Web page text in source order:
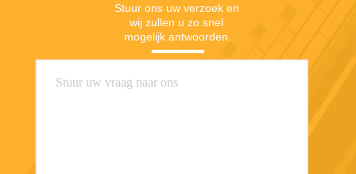
Stuur ons uw verzoek en
wij zullen u zo snel
mogelijk antwoorden.